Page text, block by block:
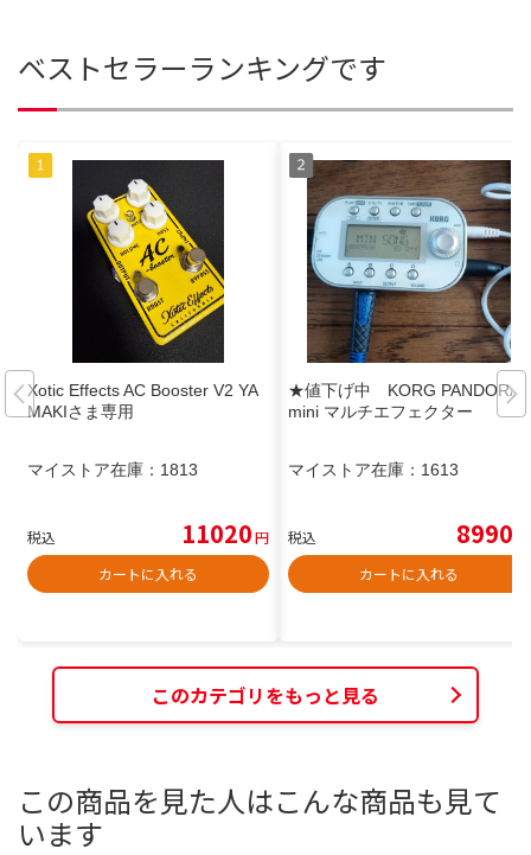
ベストセラーランキングです
Xotic Effects AC Booster V2 YA
MAKIさま専用
マイストア在庫： 1813
税込 11020円
カートに入れる
★値下げ中 KORG PANDORA
mini マルチエフェクター
マイストア在庫： 1613
税込 8990
カートに入れる
このカテゴリをもっと見る
この商品を見た人はこんな商品も見て
います